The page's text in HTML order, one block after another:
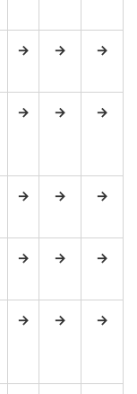
→ → →
→ → →
→ → →
→ → →
→ → →